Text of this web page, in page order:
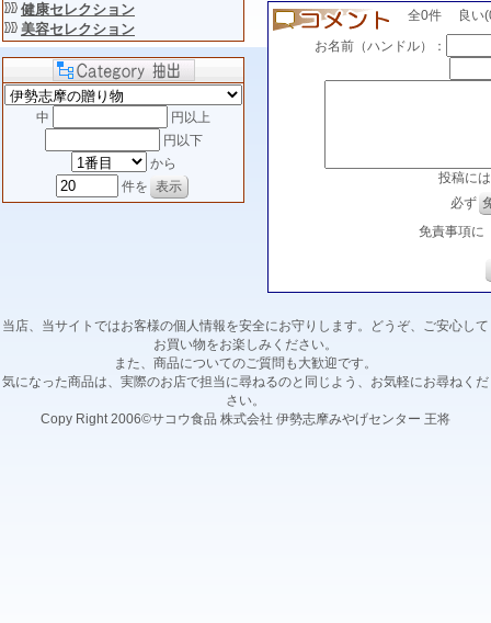
健康セレクション
美容セレクション
中
円以上
円以下
から
件を
全0件 良い
お名前（ハンドル）：
投稿に
必ず
免責事項に
当店、当サイトではお客様の個人情報を安全にお守りします。どうぞ、ご安心して
お買い物をお楽しみください。
また、商品についてのご質問も大歓迎です。
気になった商品は、実際のお店で担当に尋ねるのと同じよう、お気軽にお尋ねくだ
さい。
Copy Right 2006©サコウ食品 株式会社 伊勢志摩みやげセンター 王将